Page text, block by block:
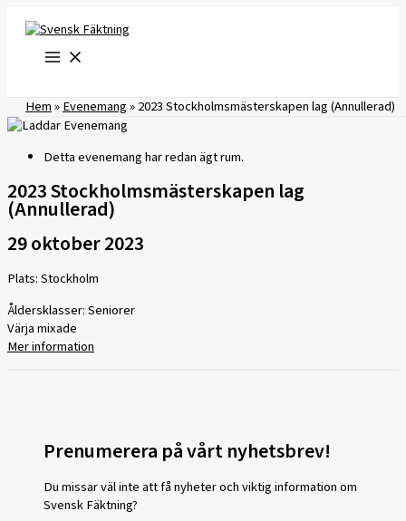
innehåll
Hem»Evenemang»2023 Stockholmsmästerskapen lag (Annullerad)
Detta evenemang har redan ägt rum.
2023 Stockholmsmästerskapen lag
(Annullerad)
29 oktober 2023
Plats: Stockholm
Åldersklasser: Seniorer
Värja mixade
Mer information
Prenumerera på vårt nyhetsbrev!
Du missar väl inte att få nyheter och viktig information om
Svensk Fäktning?